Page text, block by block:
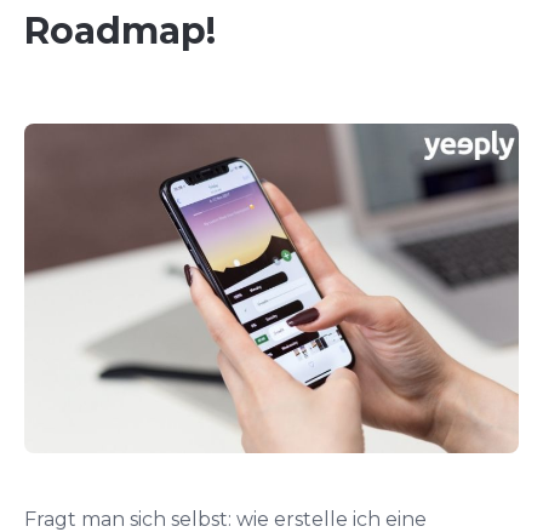
Roadmap!
Fragt man sich selbst: wie erstelle ich eine